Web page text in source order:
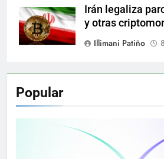
Irán legaliza
y otras
Illimani Patiño
Popular